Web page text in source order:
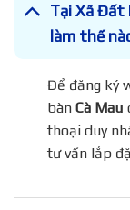
Tại Xã Đất
làm thế
Để đăng ký
bànCà Mau
thoại duy
tư vấn lắp